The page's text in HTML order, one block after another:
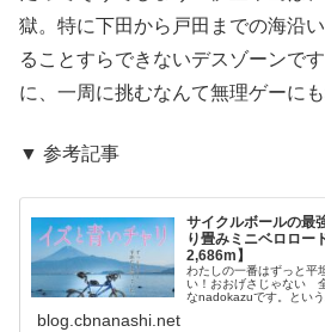
獄。特に下田から戸田までの海沿
ることすらできないデスゾーンで
に、一周に挑むなんて無理ゲーにも
▼ 参考記事
サイクルボールの最
り畳みミニベロロー
2,686m】
わたしの一番はずっと平
い！おおげさじゃない
なnadokazuです。とい
blog.cbnanashi.net